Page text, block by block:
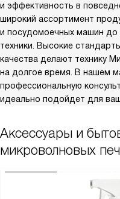
и эффективность в
широкий ассортимент
и посудомоечных машин до
техники. Высокие
качества делают технику
на долгое время. В нашем
профессиональную
идеально подойдет для
Аксессуары и
микроволновых